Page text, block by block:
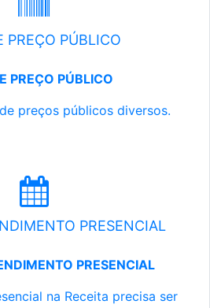
PREÇO PÚBLICO
PREÇO PÚBLICO
preços públicos diversos.
PRESENCIAL
PRESENCIAL
na Receita precisa ser